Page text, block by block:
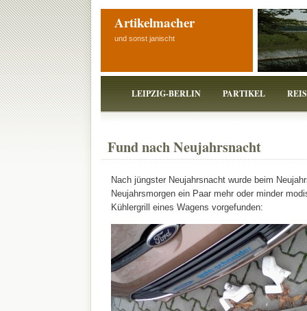
Artikelmacher
und sonst janischt
LEIPZIG-BERLIN PARTIKEL
Fund nach Neujahrsnacht
Nach jüngster Neujahrsnacht wurde beim
Neujahrsmorgen ein Paar mehr oder minder
Kühlergrill eines Wagens vorgefunden: